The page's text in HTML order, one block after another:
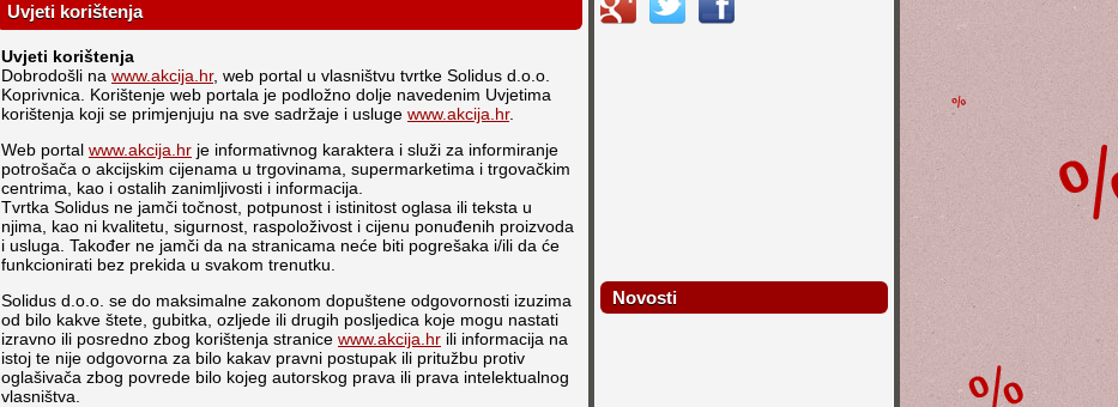
Uvjeti korištenja
Uvjeti korištenja
Dobrodošli na www.akcija.hr, web portal u vlasništvu tvrtke Solidus d.o.o.
Koprivnica. Korištenje web portala je podložno dolje navedenim Uvjetima
korištenja koji se primjenjuju na sve sadržaje i usluge www.akcija.hr.
Web portal www.akcija.hr je informativnog karaktera i služi za informiranje
potrošača o akcijskim cijenama u trgovinama, supermarketima i trgovačkim
centrima, kao i ostalih zanimljivosti i informacija.
Tvrtka Solidus ne jamči točnost, potpunost i istinitost oglasa ili teksta u
njima, kao ni kvalitetu, sigurnost, raspoloživost i cijenu ponuđenih proizvoda
i usluga. Također ne jamči da na stranicama neće biti pogrešaka i/ili da će
funkcionirati bez prekida u svakom trenutku.
Solidus d.o.o. se do maksimalne zakonom dopuštene odgovornosti izuzima
od bilo kakve štete, gubitka, ozljede ili drugih posljedica koje mogu nastati
izravno ili posredno zbog korištenja stranice www.akcija.hr ili informacija na
istoj te nije odgovorna za bilo kakav pravni postupak ili pritužbu protiv
oglašivača zbog povrede bilo kojeg autorskog prava ili prava intelektualnog
vlasništva.
Novosti